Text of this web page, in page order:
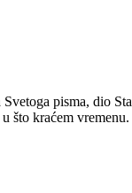
pisma, dio
što kraćem vremenu.